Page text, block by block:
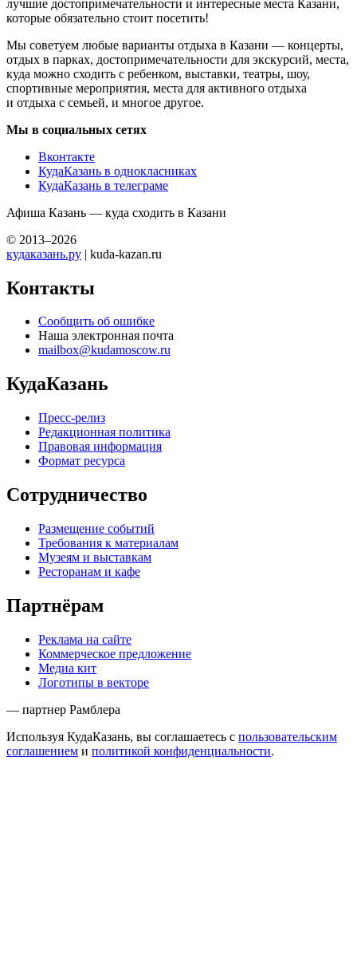
лучшие достопримечательности и интересные места Казани,
которые обязательно стоит посетить!
Мы советуем любые варианты отдыха в Казани — концерты,
отдых в парках, достопримечательности для экскурсий, места,
куда можно сходить с ребенком, выставки, театры, шоу,
спортивные мероприятия, места для активного отдыха
и отдыха с семьей, и многое другое.
Мы в социальных сетях
Вконтакте
КудаКазань в однокласниках
КудаКазань в телеграме
Афиша Казань — куда сходить в Казани
© 2013–2026
кудаказань.ру | kuda-kazan.ru
Контакты
Сообщить об ошибке
Наша электронная почта
mailbox@kudamoscow.ru
КудаКазань
Пресс-релиз
Редакционная политика
Правовая информация
Формат ресурса
Сотрудничество
Размещение событий
Требования к материалам
Музеям и выставкам
Ресторанам и кафе
Партнёрам
Реклама на сайте
Коммерческое предложение
Медиа кит
Логотипы в векторе
— партнер Рамблера
Используя КудаКазань, вы соглашаетесь с пользовательским
соглашением и политикой конфиденциальности.